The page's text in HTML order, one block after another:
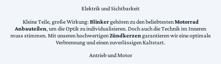
Elektrik und Sichtbarkeit
Kleine Teile, große Wirkung: Blinkergehören zu den beliebtestenMotorrad
Anbauteilen, um die Optik zu individualisieren. Doch auch die Technik im Inneren
muss stimmen. Mit unseren hochwertigenZündkerzen garantieren wir eine optimale
Verbrennung und einen zuverlässigen Kaltstart.
Antrieb und Motor